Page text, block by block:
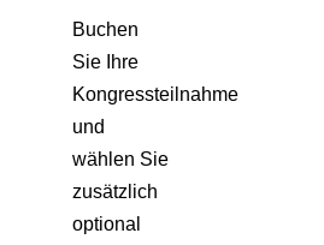
Buchen
Sie Ihre
Kongressteilnahme
und
wählen Sie
zusätzlich
optional